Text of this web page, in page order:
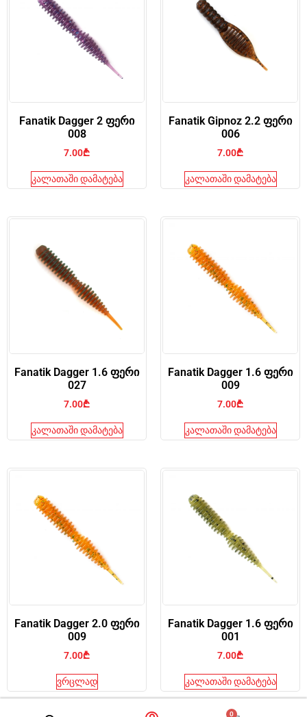
Fanatik Dagger 2 ფერი
008
7.00₾
კალათაში დამატება
Fanatik Gipnoz 2.2 ფერი
006
7.00₾
კალათაში დამატება
Fanatik Dagger 1.6 ფერი
027
7.00₾
კალათაში დამატება
Fanatik Dagger 1.6 ფერი
009
7.00₾
კალათაში დამატება
Fanatik Dagger 2.0 ფერი
009
7.00₾
ვრცლად
Fanatik Dagger 1.6 ფერი
001
7.00₾
კალათაში დამატება
0